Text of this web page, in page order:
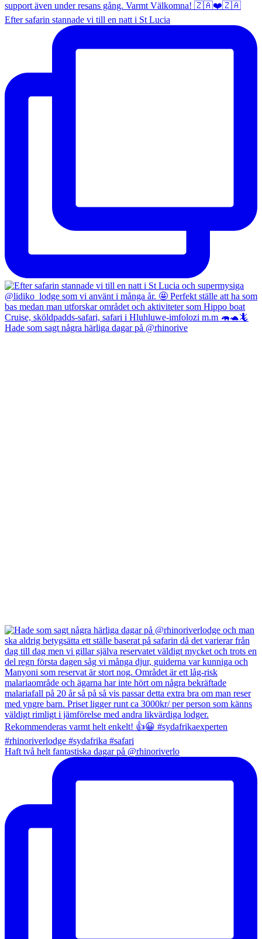
Efter safarin stannade vi till en natt i St Lucia
Hade som sagt några härliga dagar på @rhinorive
Haft två helt fantastiska dagar på @rhinoriverlo